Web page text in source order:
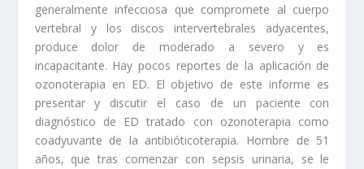
generalmente infecciosa que compromete al cuerpo
vertebral y los discos intervertebrales adyacentes,
produce dolor de moderado a severo y es
incapacitante. Hay pocos reportes de la aplicación de
ozonoterapia en ED. El objetivo de este informe es
presentar y discutir el caso de un paciente con
diagnóstico de ED tratado con ozonoterapia como
coadyuvante de la antibióticoterapia. Hombre de 51
años, que tras comenzar con sepsis urinaria, se le